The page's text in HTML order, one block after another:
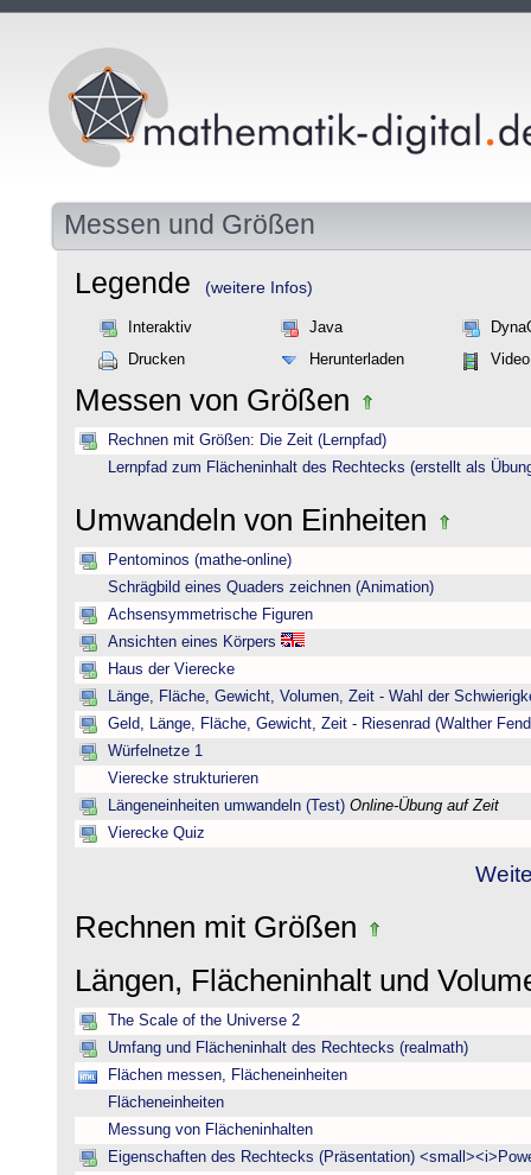
Messen und Größen
Legende (weitere Infos)
Interaktiv Java
Drucken
Herunterladen Video
Messen von Größen
Rechnen mit Größen: Die Zeit (Lernpfad)
Lernpfad zum Flächeninhalt des Rechtecks (erstellt als
Umwandeln von Einheiten
Pentominos (mathe-online)
Schrägbild eines Quaders zeichnen (Animation)
Achsensymmetrische Figuren
Ansichten eines Körpers
Haus der Vierecke
Länge, Fläche, Gewicht, Volumen, Zeit - Wahl der
Geld, Länge, Fläche, Gewicht, Zeit - Riesenrad (Walther
Würfelnetze 1
Vierecke strukturieren
Längeneinheiten umwandeln (Test) Online-Übung auf Zeit
Vierecke Quiz
Rechnen mit Größen
Längen, Flächeninhalt und
The Scale of the Universe 2
Umfang und Flächeninhalt des Rechtecks (realmath)
Flächen messen, Flächeneinheiten
Flächeneinheiten
Messung von Flächeninhalten
Eigenschaften des Rechtecks (Präsentation)